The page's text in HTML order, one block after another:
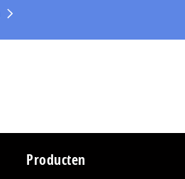
Producten